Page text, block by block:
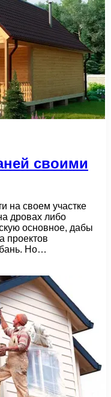
своими
на своем участке
дровах либо
основное, дабы
проектов
бань. Но…